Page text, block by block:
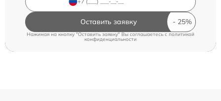
Оставить заявку
Нажимая на кнопку "Оставить заявку" Вы соглашаетесь cполитикой
конфиденциальности